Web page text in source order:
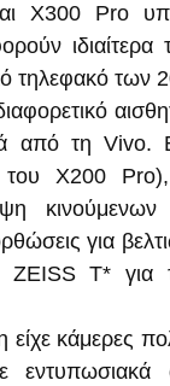
Pro
ιδιαίτερα
τηλεφακό
από τη
X200 Pro),
για
ZEISS T* για
κάμερες